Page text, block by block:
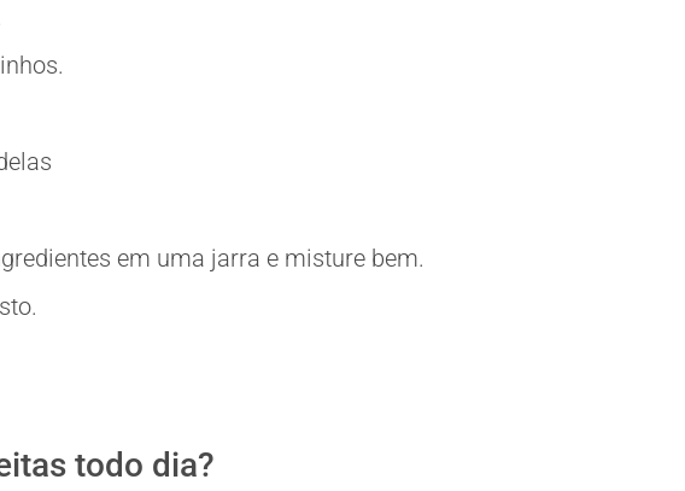
em uma jarra e misture bem.
todo dia?